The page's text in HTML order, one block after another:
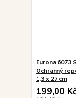
Eurona 6073
Ochranný
1,3 x 27 cm
199,00 Kč